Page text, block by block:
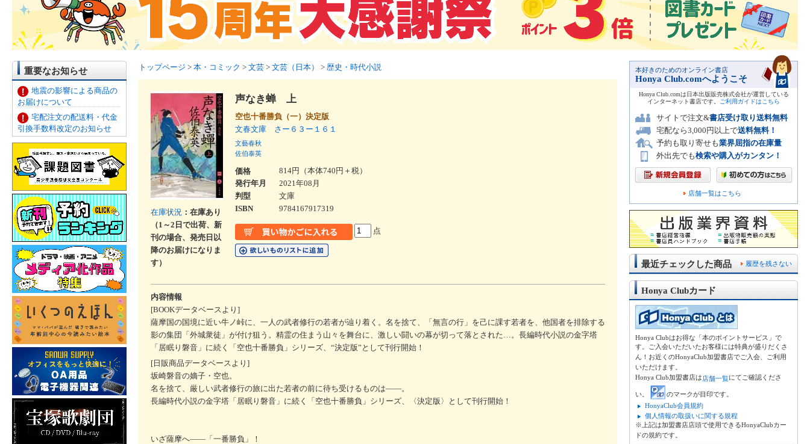
重要なお知らせ
地震の影響による商品の
お届けについて
宅配注文の配送料・代金
引換手数料改定のお知らせ
トップページ > 本・コミック > 文芸 > 文芸（日本） > 歴史・時代小説
在庫状況 ：在庫あり
（1～2日で出荷、新
刊の場合、発売日以
降のお届けになりま
す）
声なき蝉 上
空也十番勝負（一）決定版
文春文庫 さー６３ー１６１
文藝春秋
佐伯泰英
価格
814円（本体740円＋税）
発行年月
2021年08月
判型
文庫
ISBN
9784167917319
点
内容情報
[BOOKデータベースより]
薩摩国の国境に近い牛ノ峠に、一人の武者修行の若者が辿り着く。名を捨て、「無言の行」を己に課す若者を、他国者を排除する
影の集団「外城衆徒」が付け狙う。精霊の住まう山々を舞台に、激しい闘いの幕が切って落とされた…。長編時代小説の金字塔
「居眠り磐音」に続く「空也十番勝負」シリーズ、“決定版”として刊行開始！
[日販商品データベースより]
坂崎磐音の嫡子・空也。
名を捨て、厳しい武者修行の旅に出た若者の前に待ち受けるものは――。
長編時代小説の金字塔「居眠り磐音」に続く「空也十番勝負」シリーズ、〈決定版〉として刊行開始！
いざ薩摩へ――「一番勝負」！
本好きのためのオンライン書店
Honya Club.comへようこそ
Honya Club.comは日本出版販売株式会社が運営している
インターネット書店です。
ご利用ガイドはこちら
サイトで注文&書店受け取り送料無料
宅配なら3,000円以上で送料無料！
予約も取り寄せも業界屈指の在庫量
外出先でも検索や購入がカンタン！
店舗一覧はこちら
履歴を残さない
最近チェックした商品
Honya Clubカード
Honya Clubはお得な「本のポイントサービス」で
す。ご入会いただいたお客様には特典が盛りだくさ
ん！お近くのHonyaClub加盟書店でご入会、ご利用
いただけます。
Honya Club加盟書店は店舗一覧にてご確認くださ
い。
のマークが目印です。
HonyaClub会員規約
個人情報の取扱いに関する規程
※上記は加盟書店店頭で使用できるHonyaClubカー
ドの規約です。